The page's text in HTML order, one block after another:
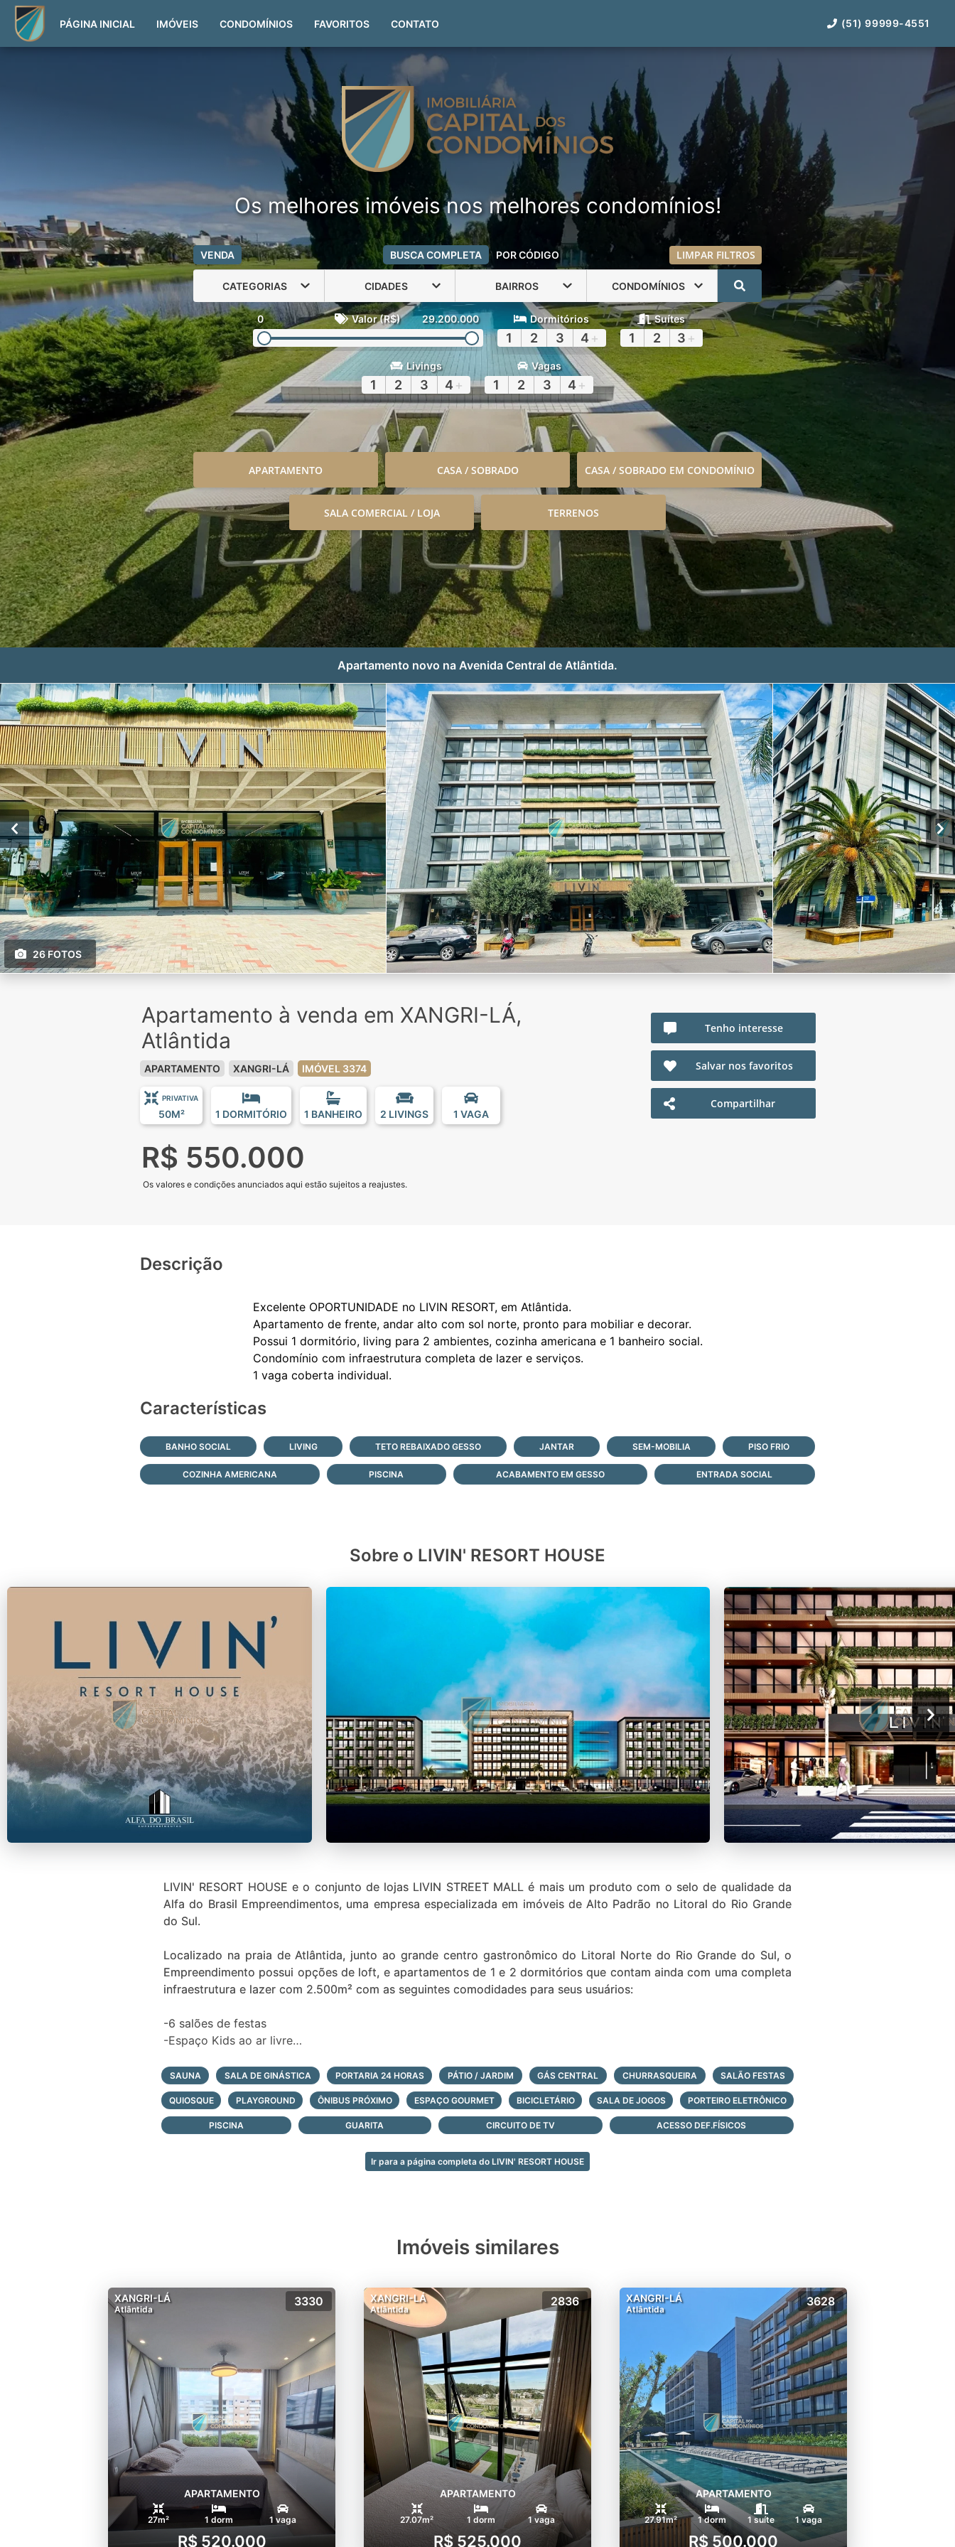
PÁGINA INICIAL IMÓVEIS CONDOMÍNIOS FAVORITOS CONTATO (51) 99999-4551
Os melhores imóveis nos melhores condomínios!
VENDA BUSCA COMPLETA POR CÓDIGO LIMPAR FILTROS
CATEGORIAS CIDADES BAIRROS CONDOMÍNIOS
0 Valor (R$) 29.200.000 Dormitórios
1 2 3 4 +
Suítes
1 2 3 +
Livings
1 2 3 4 +
Vagas
1 2 3 4 +
APARTAMENTO CASA / SOBRADO CASA / SOBRADO EM CONDOMÍNIO
SALA COMERCIAL / LOJA TERRENOS
Apartamento novo na Avenida Central de Atlântida.
26 FOTOS
Apartamento à venda em XANGRI-LÁ,
Atlântida
APARTAMENTO XANGRI-LÁ IMÓVEL 3374
PRIVATIVA
50M² 1 DORMITÓRIO 1 BANHEIRO 2 LIVINGS 1 VAGA
R$ 550.000
Os valores e condições anunciados aqui estão sujeitos a reajustes.
Tenho interesse
Salvar nos favoritos
Compartilhar
Descrição
Excelente OPORTUNIDADE no LIVIN RESORT, em Atlântida.
Apartamento de frente, andar alto com sol norte, pronto para mobiliar e decorar.
Possui 1 dormitório, living para 2 ambientes, cozinha americana e 1 banheiro social.
Condomínio com infraestrutura completa de lazer e serviços.
Características
BANHO SOCIAL LIVING TETO REBAIXADO GESSO JANTAR SEM-MOBILIA PISO FRIO
COZINHA AMERICANA PISCINA ACABAMENTO EM GESSO ENTRADA SOCIAL
Sobre o LIVIN' RESORT HOUSE
LIVIN' RESORT HOUSE e o conjunto de lojas LIVIN STREET MALL é mais um produto com o selo de qualidade da
Alfa do Brasil Empreendimentos, uma empresa especializada em imóveis de Alto Padrão no Litoral do Rio Grande
do Sul.
Localizado na praia de Atlântida, junto ao grande centro gastronômico do Litoral Norte do Rio Grande do Sul, o
Empreendimento possui opções de loft, e apartamentos de 1 e 2 dormitórios que contam ainda com uma completa
infraestrutura e lazer com 2.500m² com as seguintes comodidades para seus usuários:
-6 salões de festas
-Espaço Kids ao ar livre
-Academia totalmente equipada
-Quiosque bar da piscina
-Lounge ao ar livre
-Sala de jogos
-Ampla piscina com raia semi-olímpica descoberta
para o comércio, um projeto comercial Inspirado na rua coberta de Gramado/RS.
SAUNA SALA DE GINÁSTICA PORTARIA 24 HORAS PÁTIO / JARDIM GÁS CENTRAL CHURRASQUEIRA SALÃO FESTAS
QUIOSQUE PLAYGROUND ÔNIBUS PRÓXIMO ESPAÇO GOURMET BICICLETÁRIO SALA DE JOGOS PORTEIRO ELETRÔNICO
PISCINA GUARITA CIRCUITO DE TV ACESSO DEF.FÍSICOS
Ir para a página completa do LIVIN' RESORT HOUSE
Imóveis similares
XANGRI-LÁ
Atlântida
3330
APARTAMENTO
27m² 1 dorm 1 vaga
R$ 520.000
XANGRI-LÁ
Atlântida
2836
APARTAMENTO
27.07m² 1 dorm 1 vaga
R$ 525.000
XANGRI-LÁ
Atlântida
3628
APARTAMENTO
27.91m² 1 dorm 1 suíte 1 vaga
R$ 500.000